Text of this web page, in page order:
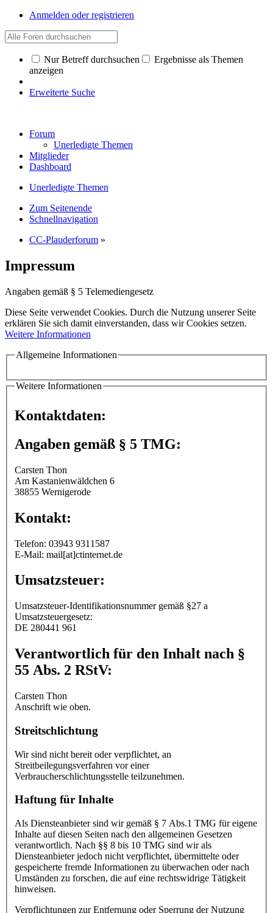
Anmelden oder registrieren
Nur Betreff durchsuchen
Ergebnisse als Themen
anzeigen
Erweiterte Suche
Forum
Unerledigte Themen
Mitglieder
Dashboard
Unerledigte Themen
Zum Seitenende
Schnellnavigation
CC-Plauderforum »
Impressum
Angaben gemäß § 5 Telemediengesetz
Diese Seite verwendet Cookies. Durch die Nutzung unserer Seite
erklären Sie sich damit einverstanden, dass wir Cookies setzen.
Weitere Informationen
Allgemeine Informationen
Weitere Informationen
Kontaktdaten:
Angaben gemäß § 5 TMG:
Carsten Thon
Am Kastanienwäldchen 6
38855 Wernigerode
Kontakt:
Telefon: 03943 9311587
E-Mail: mail[at]ctinternet.de
Umsatzsteuer:
Umsatzsteuer-Identifikationsnummer gemäß §27 a
Umsatzsteuergesetz:
DE 280441 961
Verantwortlich für den Inhalt nach §
55 Abs. 2 RStV:
Carsten Thon
Anschrift wie oben.
Streitschlichtung
Wir sind nicht bereit oder verpflichtet, an
Streitbeilegungsverfahren vor einer
Verbraucherschlichtungsstelle teilzunehmen.
Haftung für Inhalte
Als Diensteanbieter sind wir gemäß § 7 Abs.1 TMG für eigene
Inhalte auf diesen Seiten nach den allgemeinen Gesetzen
verantwortlich. Nach §§ 8 bis 10 TMG sind wir als
Diensteanbieter jedoch nicht verpflichtet, übermittelte oder
gespeicherte fremde Informationen zu überwachen oder nach
Umständen zu forschen, die auf eine rechtswidrige Tätigkeit
hinweisen.
Verpflichtungen zur Entfernung oder Sperrung der Nutzung